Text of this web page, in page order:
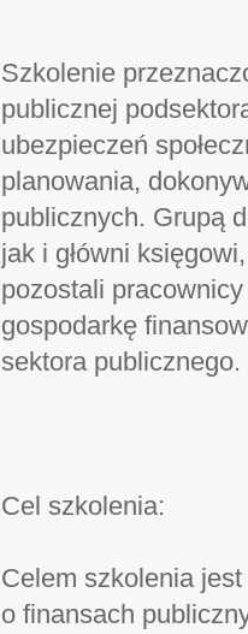
Szkolenie
publicznej
ubezpieczeń
planowania,
publicznych. Grupą
jak i główni
pozostali
gospodarkę
sektora publicznego.
Cel szkolenia:
Celem szkolenia
o finansach